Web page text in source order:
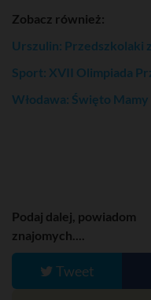
Zobacz również:
Urszulin: Przedszkolaki
Sport: XVII Olimpiada
Włodawa: Święto
Podaj dalej, powiadom
znajomych....
Tweet